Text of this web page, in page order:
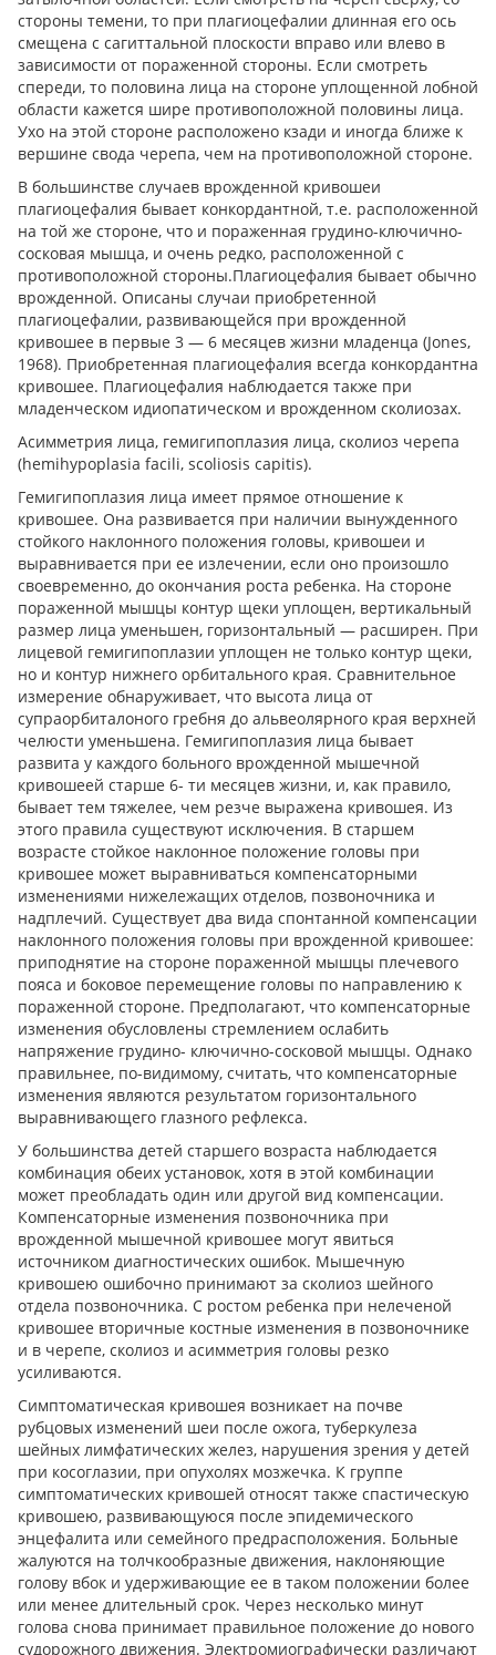
стороны темени, то при плагиоцефалии длинная его ось
смещена с сагиттальной плоскости вправо или влево в
зависимости от пораженной стороны. Если смотреть
спереди, то половина лица на стороне уплощенной лобной
области кажется шире противоположной половины лица.
Ухо на этой стороне расположено кзади и иногда ближе к
вершине свода черепа, чем на противоположной стороне.
В большинстве случаев врожденной кривошеи
плагиоцефалия бывает конкордантной, т.е. расположенной
на той же стороне, что и пораженная грудино-ключично-
сосковая мышца, и очень редко, расположенной с
противоположной стороны.Плагиоцефалия бывает обычно
врожденной. Описаны случаи приобретенной
плагиоцефалии, развивающейся при врожденной
кривошее в первые 3 — 6 месяцев жизни младенца (Jones,
1968). Приобретенная плагиоцефалия всегда конкордантна
кривошее. Плагиоцефалия наблюдается также при
младенческом идиопатическом и врожденном сколиозах.
Асимметрия лица, гемигипоплазия лица, сколиоз черепа
(hemihypoplasia facili, scoliosis capitis).
Гемигипоплазия лица имеет прямое отношение к
кривошее. Она развивается при наличии вынужденного
стойкого наклонного положения головы, кривошеи и
выравнивается при ее излечении, если оно произошло
своевременно, до окончания роста ребенка. На стороне
пораженной мышцы контур щеки уплощен, вертикальный
размер лица уменьшен, горизонтальный — расширен. При
лицевой гемигипоплазии уплощен не только контур щеки,
но и контур нижнего орбитального края. Сравнительное
измерение обнаруживает, что высота лица от
супраорбиталоного гребня до альвеолярного края верхней
челюсти уменьшена. Гемигипоплазия лица бывает
развита у каждого больного врожденной мышечной
кривошеей старше 6- ти месяцев жизни, и, как правило,
бывает тем тяжелее, чем резче выражена кривошея. Из
этого правила существуют исключения. В старшем
возрасте стойкое наклонное положение головы при
кривошее может выравниваться компенсаторными
изменениями нижележащих отделов, позвоночника и
надплечий. Существует два вида спонтанной компенсации
наклонного положения головы при врожденной кривошее:
приподнятие на стороне пораженной мышцы плечевого
пояса и боковое перемещение головы по направлению к
пораженной стороне. Предполагают, что компенсаторные
изменения обусловлены стремлением ослабить
напряжение грудино- ключично-сосковой мышцы. Однако
правильнее, по-видимому, считать, что компенсаторные
изменения являются результатом горизонтального
выравнивающего глазного рефлекса.
У большинства детей старшего возраста наблюдается
комбинация обеих установок, хотя в этой комбинации
может преобладать один или другой вид компенсации.
Компенсаторные изменения позвоночника при
врожденной мышечной кривошее могут явиться
источником диагностических ошибок. Мышечную
кривошею ошибочно принимают за сколиоз шейного
отдела позвоночника. С ростом ребенка при нелеченой
кривошее вторичные костные изменения в позвоночнике
и в черепе, сколиоз и асимметрия головы резко
усиливаются.
Симптоматическая кривошея возникает на почве
рубцовых изменений шеи после ожога, туберкулеза
шейных лимфатических желез, нарушения зрения у детей
при косоглазии, при опухолях мозжечка. К группе
симптоматических кривошей относят также спастическую
кривошею, развивающуюся после эпидемического
энцефалита или семейного предрасположения. Больные
жалуются на толчкообразные движения, наклоняющие
голову вбок и удерживающие ее в таком положении более
или менее длительный срок. Через несколько минут
голова снова принимает правильное положение до нового
судорожного движения. Электромиографически различают